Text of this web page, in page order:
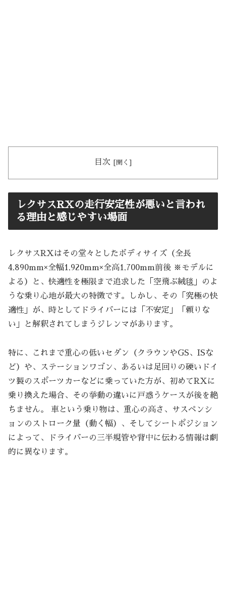
目次
レクサスRXの走行安定性が悪いと言われ
る理由と感じやすい場面
レクサスRXはその堂々としたボディサイズ（全長
4,890mm×全幅1,920mm×全高1,700mm前後 ※モデルに
よる）と、快適性を極限まで追求した「空飛ぶ絨毯」のよ
うな乗り心地が最大の特徴です。しかし、その「究極の快
適性」が、時としてドライバーには「不安定」「頼りな
い」と解釈されてしまうジレンマがあります。
特に、これまで重心の低いセダン（クラウンやGS、ISな
ど）や、ステーションワゴン、あるいは足回りの硬いドイ
ツ製のスポーツカーなどに乗っていた方が、初めてRXに
乗り換えた場合、その挙動の違いに戸惑うケースが後を絶
ちません。 車という乗り物は、重心の高さ、サスペンシ
ョンのストローク量（動く幅）、そしてシートポジション
によって、ドライバーの三半規管や背中に伝わる情報は劇
的に異なります。